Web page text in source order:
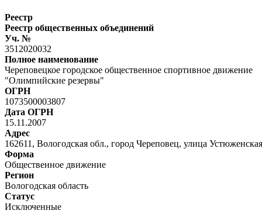
Реестр
Реестр общественных объединений
Уч. №
3512020032
Полное наименование
Череповецкое городское общественное спортивное движение
"Олимпийские резервы"
ОГРН
1073500003807
Дата ОГРН
15.11.2007
Адрес
162611, Вологодская обл., город Череповец, улица
Форма
Общественное движение
Регион
Вологодская область
Статус
Исключенные